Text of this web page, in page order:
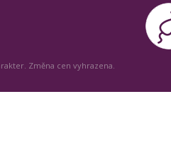
Změna cen vyhrazena.